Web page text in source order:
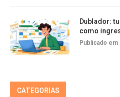
Dublador:
como
Publicado em
CATEGORIAS